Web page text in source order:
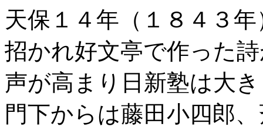
天保１４年（１８４３
招かれ好文亭で作った
声が高まり日新塾は大
門下からは藤田小四郎